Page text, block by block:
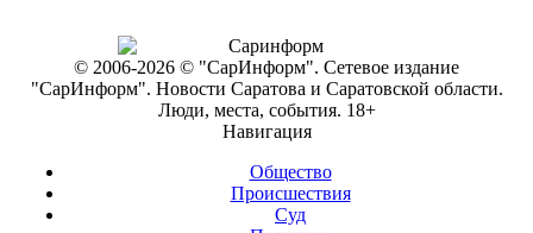
© 2006-2026 © "СарИнформ". Сетевое издание
"СарИнформ". Новости Саратова и Саратовской области.
Люди, места, события. 18+
Навигация
Общество
Происшествия
Суд